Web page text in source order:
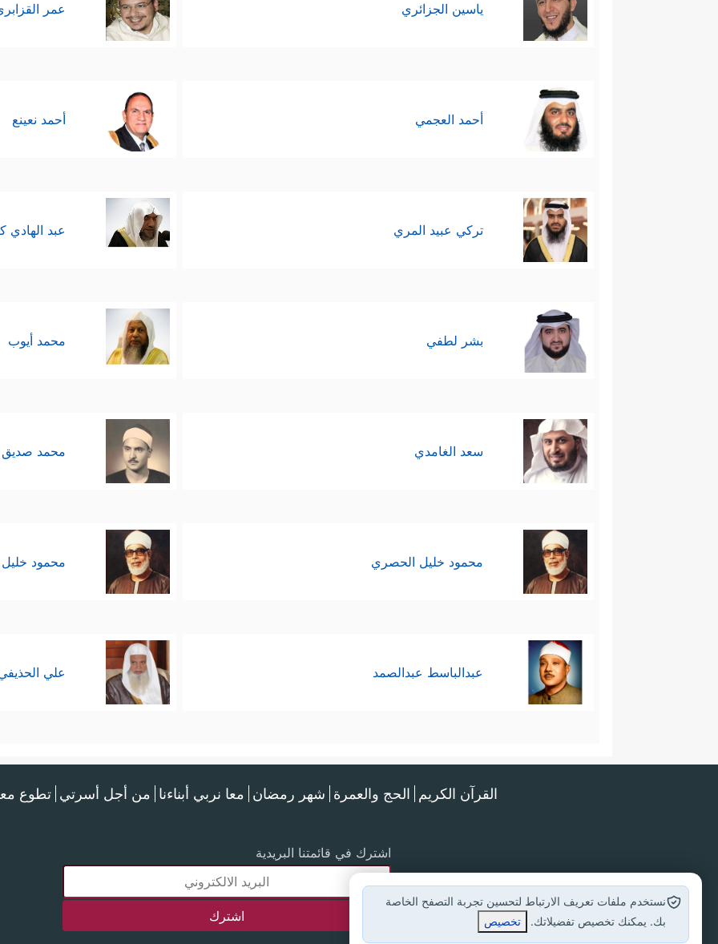
ياسين الجزائري عمر
أحمد العجمي أحمد نعينع
تركي عبيد المري عبد الهادي
بشر لطفي محمد أيوب
سعد الغامدي محمد صديق
محمود خليل الحصري محمود
عبدالباسط عبدالصمد علي
القرآن الكريم الحج والعمرة شهر رمضان معا نربي أبناءنا من أجل أسرتي تطوع
اشترك في قائمتنا البريدية
نستخدم ملفات تعريف الارتباط لتحسين تجربة التصفح الخاصة
بك. يمكنك تخصيص تفضيلاتك.
تخصيص